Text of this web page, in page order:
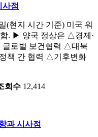
점
(현지 시간 기준) 미국 워
. ▶ 양국 정상은 △경제·
글로벌 보건협력 △대북
책 간 협력 △기후변화
회수 12,414
과 시사점